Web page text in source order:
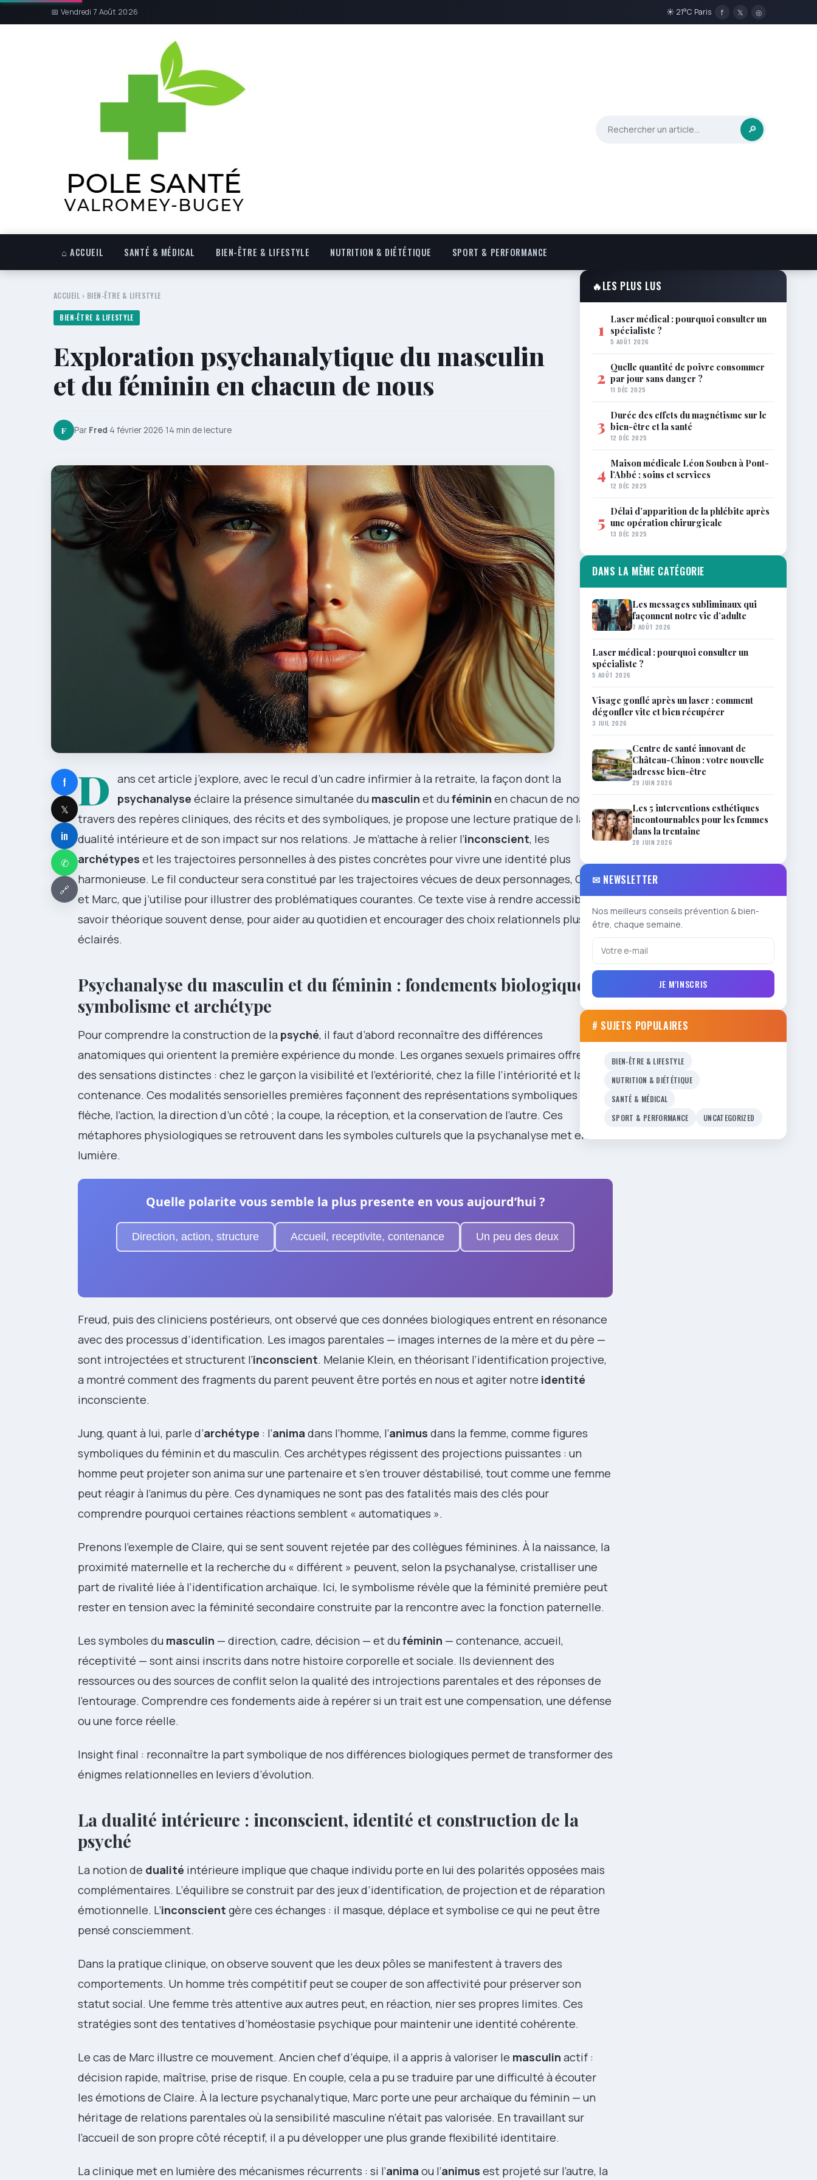
📅 Vendredi 7 Août 2026 ☀ 21°C Paris f 𝕏 ◎
🔎
⌂ ACCUEIL SANTÉ & MÉDICAL BIEN-ÊTRE & LIFESTYLE NUTRITION & DIÉTÉTIQUE SPORT & PERFORMANCE
ACCUEIL › BIEN-ÊTRE & LIFESTYLE
BIEN-ÊTRE & LIFESTYLE
Exploration psychanalytique du masculin
et du féminin en chacun de nous
F Par Fred·4 février 2026·14 min de lecture
f
𝕏
in
✆
🔗
D ans cet article j’explore, avec le recul d’un cadre infirmier à la retraite, la façon dont la
psychanalyse éclaire la présence simultanée du masculin et du féminin en chacun de nous. À
travers des repères cliniques, des récits et des symboliques, je propose une lecture pratique de la
dualité intérieure et de son impact sur nos relations. Je m’attache à relier l’inconscient, les
archétypes et les trajectoires personnelles à des pistes concrètes pour vivre une identité plus
harmonieuse. Le fil conducteur sera constitué par les trajectoires vécues de deux personnages, Claire
et Marc, que j’utilise pour illustrer des problématiques courantes. Ce texte vise à rendre accessible un
savoir théorique souvent dense, pour aider au quotidien et encourager des choix relationnels plus
éclairés.
Psychanalyse du masculin et du féminin : fondements biologiques,
symbolisme et archétype
Pour comprendre la construction de la psyché, il faut d’abord reconnaître des différences
anatomiques qui orientent la première expérience du monde. Les organes sexuels primaires offrent
des sensations distinctes : chez le garçon la visibilité et l’extériorité, chez la fille l’intériorité et la
contenance. Ces modalités sensorielles premières façonnent des représentations symboliques — la
flèche, l’action, la direction d’un côté ; la coupe, la réception, et la conservation de l’autre. Ces
métaphores physiologiques se retrouvent dans les symboles culturels que la psychanalyse met en
lumière.
Quelle polarite vous semble la plus presente en vous aujourd’hui ?
Direction, action, structure Accueil, receptivite, contenance Un peu des deux
Freud, puis des cliniciens postérieurs, ont observé que ces données biologiques entrent en résonance
avec des processus d’identification. Les imagos parentales — images internes de la mère et du père —
sont introjectées et structurent l’inconscient. Melanie Klein, en théorisant l’identification projective,
a montré comment des fragments du parent peuvent être portés en nous et agiter notre identité
inconsciente.
Jung, quant à lui, parle d’archétype : l’anima dans l’homme, l’animus dans la femme, comme figures
symboliques du féminin et du masculin. Ces archétypes régissent des projections puissantes : un
homme peut projeter son anima sur une partenaire et s’en trouver déstabilisé, tout comme une femme
peut réagir à l’animus du père. Ces dynamiques ne sont pas des fatalités mais des clés pour
comprendre pourquoi certaines réactions semblent « automatiques ».
Prenons l’exemple de Claire, qui se sent souvent rejetée par des collègues féminines. À la naissance, la
proximité maternelle et la recherche du « différent » peuvent, selon la psychanalyse, cristalliser une
part de rivalité liée à l’identification archaïque. Ici, le symbolisme révèle que la féminité première peut
rester en tension avec la féminité secondaire construite par la rencontre avec la fonction paternelle.
Les symboles du masculin — direction, cadre, décision — et du féminin — contenance, accueil,
réceptivité — sont ainsi inscrits dans notre histoire corporelle et sociale. Ils deviennent des
ressources ou des sources de conflit selon la qualité des introjections parentales et des réponses de
l’entourage. Comprendre ces fondements aide à repérer si un trait est une compensation, une défense
ou une force réelle.
Insight final : reconnaître la part symbolique de nos différences biologiques permet de transformer des
énigmes relationnelles en leviers d’évolution.
La dualité intérieure : inconscient, identité et construction de la
psyché
La notion de dualité intérieure implique que chaque individu porte en lui des polarités opposées mais
complémentaires. L’équilibre se construit par des jeux d’identification, de projection et de réparation
émotionnelle. L’inconscient gère ces échanges : il masque, déplace et symbolise ce qui ne peut être
pensé consciemment.
Dans la pratique clinique, on observe souvent que les deux pôles se manifestent à travers des
comportements. Un homme très compétitif peut se couper de son affectivité pour préserver son
statut social. Une femme très attentive aux autres peut, en réaction, nier ses propres limites. Ces
stratégies sont des tentatives d’homéostasie psychique pour maintenir une identité cohérente.
Le cas de Marc illustre ce mouvement. Ancien chef d’équipe, il a appris à valoriser le masculin actif :
décision rapide, maîtrise, prise de risque. En couple, cela a pu se traduire par une difficulté à écouter
les émotions de Claire. À la lecture psychanalytique, Marc porte une peur archaïque du féminin — un
héritage de relations parentales où la sensibilité masculine n’était pas valorisée. En travaillant sur
l’accueil de son propre côté réceptif, il a pu développer une plus grande flexibilité identitaire.
La clinique met en lumière des mécanismes récurrents : si l’anima ou l’animus est projeté sur l’autre, la
🔥LES PLUS LUS
1 Laser médical : pourquoi consulter un
spécialiste ?
5 AOÛT 2026
2 Quelle quantité de poivre consommer
par jour sans danger ?
11 DÉC 2025
3 Durée des effets du magnétisme sur le
bien-être et la santé
12 DÉC 2025
4 Maison médicale Léon Souben à Pont-
l’Abbé : soins et services
12 DÉC 2025
5 Délai d’apparition de la phlébite après
une opération chirurgicale
13 DÉC 2025
DANS LA MÊME CATÉGORIE
Les messages subliminaux qui
façonnent notre vie d’adulte
7 AOÛT 2026
Laser médical : pourquoi consulter un
spécialiste ?
5 AOÛT 2026
Visage gonflé après un laser : comment
dégonfler vite et bien récupérer
3 JUIL 2026
Centre de santé innovant de
Château-Chinon : votre nouvelle
adresse bien-être
29 JUIN 2026
Les 5 interventions esthétiques
incontournables pour les femmes
dans la trentaine
28 JUIN 2026
✉ NEWSLETTER
Nos meilleurs conseils prévention & bien-
être, chaque semaine.
JE M'INSCRIS
# SUJETS POPULAIRES
BIEN-ÊTRE & LIFESTYLE
NUTRITION & DIÉTÉTIQUE
SANTÉ & MÉDICAL
SPORT & PERFORMANCE
UNCATEGORIZED